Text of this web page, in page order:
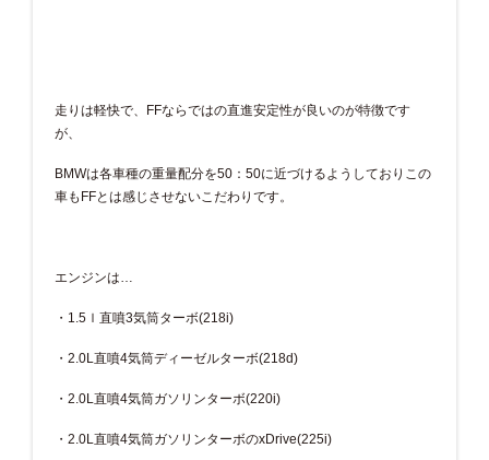
走りは軽快で、FFならではの直進安定性が良いのが特徴です
が、
BMWは各車種の重量配分を50：50に近づけるようしておりこの
車もFFとは感じさせないこだわりです。
エンジンは…
・1.5ｌ直噴3気筒ターボ(218i)
・2.0L直噴4気筒ディーゼルターボ(218d)
・2.0L直噴4気筒ガソリンターボ(220i)
・2.0L直噴4気筒ガソリンターボのxDrive(225i)